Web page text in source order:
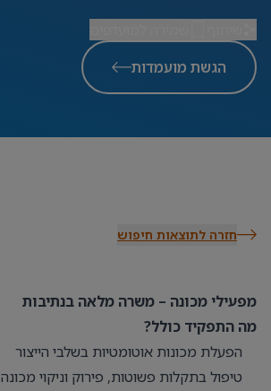
הגשת מועמדות
חזרה לתוצאות חיפוש
מפעילי מכונה – משרה מלאה בנתיבות
מה התפקיד כולל?
הפעלת מכונות אוטומטיות בשלבי הייצור
טיפול בתקלות פשוטות, פירוק וניקוי מכונה